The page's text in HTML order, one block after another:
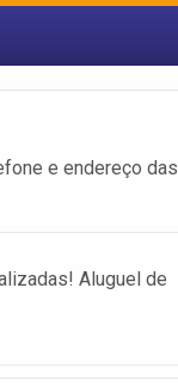
e endereço das
Aluguel de